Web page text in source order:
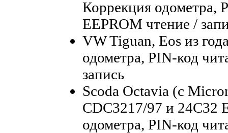
Коррекция одометра,
EEPROM чтение /
VW Tiguan, Eos из
одометра, PIN-код
запись
Scoda Octavia (с
CDC3217/97 и 24C32
одометра, PIN-код